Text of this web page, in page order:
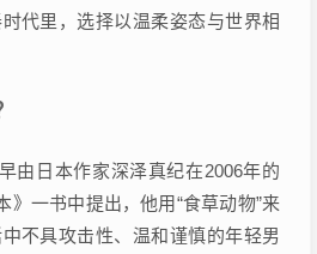
代里，选择以温柔姿态与世界相
由日本作家深泽真纪在2006年的
》一书中提出，他用“食草动物”来
不具攻击性、温和谨慎的年轻男